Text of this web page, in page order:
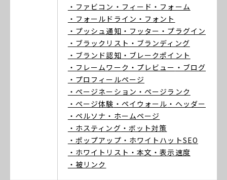
・ファビコン ・フィード ・フォーム
・フォールドライン ・フォント
・プッシュ通知 ・フッター ・プラグイン
・ブラックリスト ・ブランディング
・ブランド認知 ・ブレークポイント
・フレームワーク ・プレビュー ・ブログ
・プロフィールページ
・ページネーション ・ページランク
・ページ体験 ・ペイウォール ・ヘッダー
・ペルソナ ・ホームページ
・ホスティング ・ボット対策
・ポップアップ ・ホワイトハットSEO
・ホワイトリスト ・本文 ・表示速度
・被リンク